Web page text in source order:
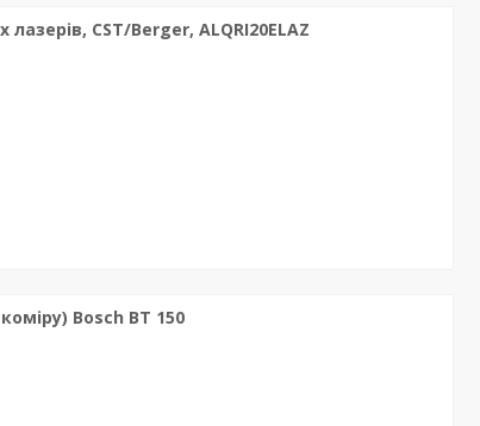
CST/Berger, ALQRI20ELAZ
Bosch BT 150